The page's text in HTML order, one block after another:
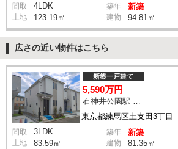
間取 4LDK 築年 新築
土地 123.19㎡ 建物 94.81㎡
広さの近い物件はこちら
東京都練馬区土支田3丁目
新築一戸建て
5,590万円
石神井公園駅 橋戸小学校 バス15分 停歩4分
間取 3LDK 築年 新築
土地 83.59㎡ 建物 81.35㎡